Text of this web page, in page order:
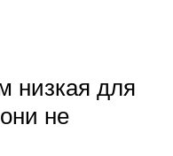
низкая для
не